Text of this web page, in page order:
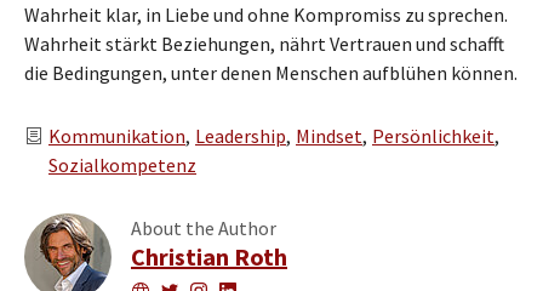
Wahrheit klar, in Liebe und ohne Kompromiss zu sprechen.
Wahrheit stärkt Beziehungen, nährt Vertrauen und schafft
die Bedingungen, unter denen Menschen aufblühen können.
Categories
Kommunikation Leadership Mindset Persönlichkeit
Sozialkompetenz
About the Author
Christian Roth